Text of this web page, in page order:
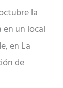
la
un local
en La
de